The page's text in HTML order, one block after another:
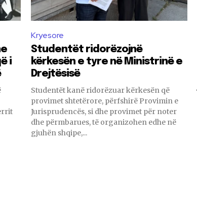
i
Kryesore
Studentët ridorëzojnë
kërkesën e tyre në Ministrinë e
Drejtësisë
Studentët kanë ridorëzuar kërkesën që
provimet shtetërore, përfshirë Provimin e
Jurisprudencës, si dhe provimet për noter
dhe përmbarues, të organizohen edhe në
gjuhën shqipe,...